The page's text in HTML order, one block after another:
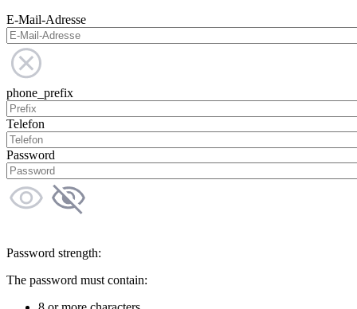
E-Mail-Adresse
phone_prefix
Telefon
Password
Password strength:
The password must contain: